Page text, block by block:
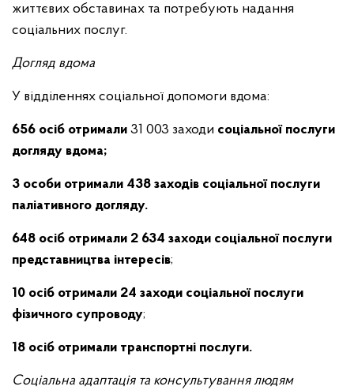
життєвих обставинах та потребують надання
соціальних послуг.
Догляд вдома
У відділеннях соціальної допомоги вдома:
656 осіб отримали 31 003 заходи соціальної послуги
догляду вдома;
3 особи отримали 438 заходів соціальної послуги
паліативного догляду.
648 осіб отримали 2 634 заходи соціальної послуги
представництва інтересів;
10 осіб отримали 24 заходи соціальної послуги
фізичного супроводу;
18 осіб отримали транспортні послуги.
Соціальна адаптація та консультування людям